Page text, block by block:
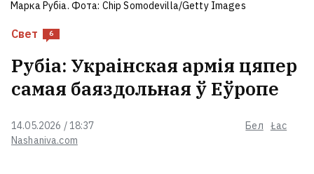
Свет 6
Nashaniva.com
14.05.2026 / 18:37 Бел Łac
Рубіа: Украінская армія цяпер
самая баяздольная ў Еўропе
Марка Рубіа. Фота: Chip Somodevilla/Getty Images
Статкевіч: Усе спробы выціснуць
мяне з Беларусі былі марныя. Я
не пакіну краіны
У Беларусі ўжо +30°С